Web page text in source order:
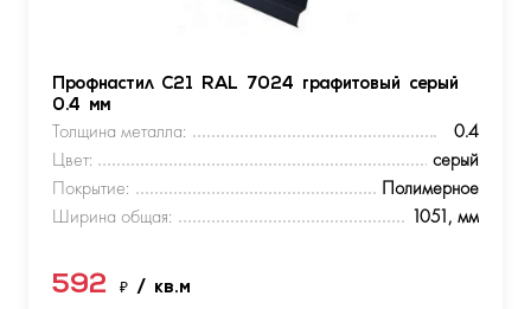
Профнастил С21 RAL 7024 графитовый серый
0.4 мм
Толщина металла:
0.4
Цвет:
серый
Покрытие:
Полимерное
Ширина общая:
1051, мм
592 ₽ / кв.м